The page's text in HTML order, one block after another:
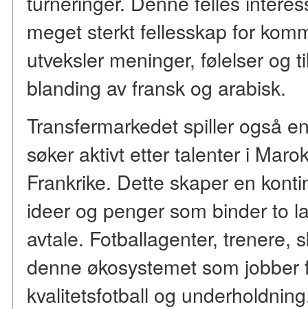
meget sterkt fellesskap for
utveksler meninger, følelser og
blanding av fransk og arabisk.
Transfermarkedet spiller også
søker aktivt etter talenter i
Frankrike. Dette skaper en
ideer og penger som binder to
avtale. Fotballagenter, trenere,
denne økosystemet som jobber
kvalitetsfotball og